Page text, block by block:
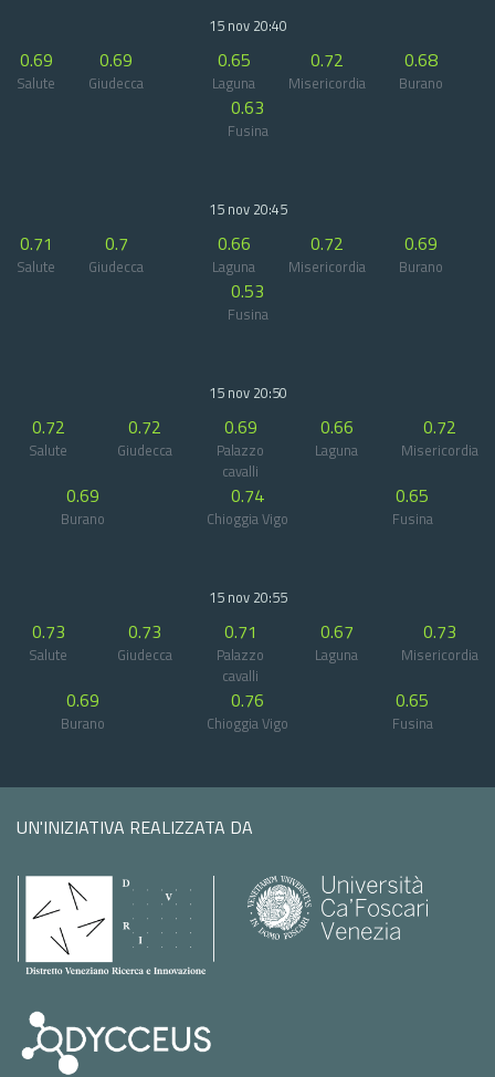
15 nov 20:40
0.69
Salute
0.69
Giudecca
0.65
Laguna
0.72
Misericordia
0.68
Burano
0.63
Fusina
15 nov 20:45
0.71
Salute
0.7
Giudecca
0.66
Laguna
0.72
Misericordia
0.69
Burano
0.53
Fusina
15 nov 20:50
0.72
Salute
0.72
Giudecca
0.69
Palazzo
cavalli
0.66
Laguna
0.72
Misericordia
0.69
Burano
0.74
Chioggia Vigo
0.65
Fusina
15 nov 20:55
0.73
Salute
0.73
Giudecca
0.71
Palazzo
cavalli
0.67
Laguna
0.73
Misericordia
0.69
Burano
0.76
Chioggia Vigo
0.65
Fusina
UN'INIZIATIVA REALIZZATA DA